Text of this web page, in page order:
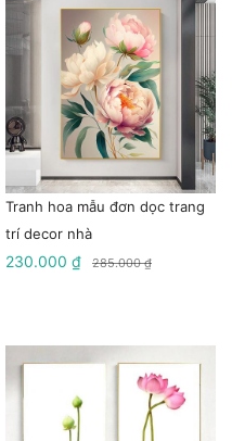
Tranh hoa mẫu đơn dọc trang
trí decor nhà
230.000 ₫ 285.000 ₫